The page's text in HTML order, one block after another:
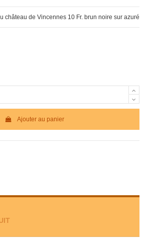
château de Vincennes 10 Fr. brun noire sur azuré
Ajouter au panier